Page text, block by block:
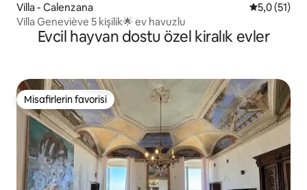
Villa - Calenzana 55,0 (51)
Villa Geneviève 5 kişilik🌟 ev havuzlu
Evcil hayvan dostu özel kiralık evler
Misafirlerin favorisi
Misafirlerin favorisi